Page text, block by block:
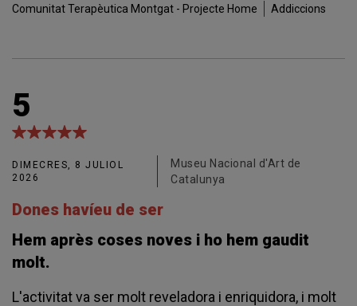
Comunitat Terapèutica Montgat - Projecte Home
Addiccions
5
DIMECRES, 8 JULIOL
2026
Museu Nacional d'Art de
Catalunya
Dones havíeu de ser
Hem après coses noves i ho hem gaudit
molt.
L'activitat va ser molt reveladora i enriquidora, i molt